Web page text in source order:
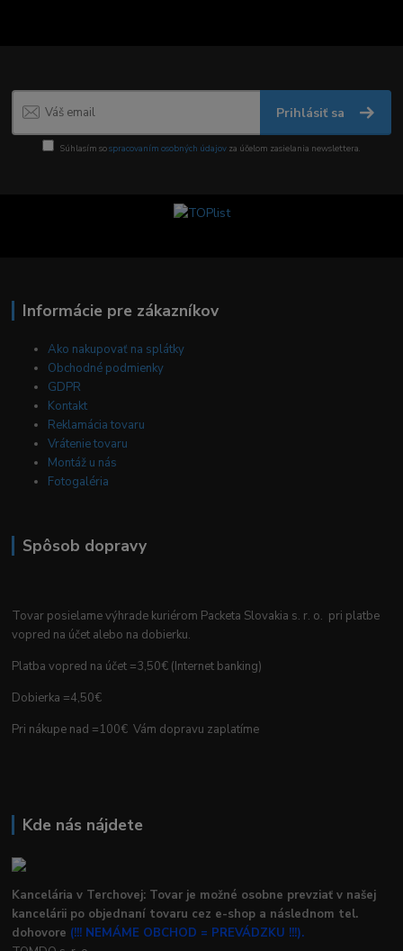
Prihlásiť sa
Súhlasím sospracovaním osobných údajov za účelom zasielania newslettera.
Informácie pre zákazníkov
Ako nakupovať na splátky
Obchodné podmienky
GDPR
Kontakt
Reklamácia tovaru
Vrátenie tovaru
Montáž u nás
Fotogaléria
Spôsob dopravy
Tovar posielame výhrade kuriérom Packeta Slovakia s. r. o. pri platbe
vopred na účet alebo na dobierku.
Platba vopred na účet =3,50€ (Internet banking)
Dobierka =4,50€
Pri nákupe nad =100€ Vám dopravu zaplatíme
Kde nás nájdete
Kancelária v Terchovej: Tovar je možné osobne prevziať v našej
kancelárii po objednaní tovaru cez e-shop a následnom tel.
dohovore (!!! NEMÁME OBCHOD = PREVÁDZKU !!!).